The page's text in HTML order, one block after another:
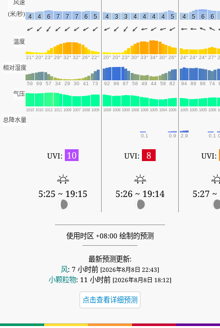
风速
(米/秒) 4 4 6 7 7 7 6 5 4 3 3 4 4 4 4 5 4 5 6 6
温度
21° 20° 23° 29° 32° 32° 26° 22° 20° 20° 23° 30° 33° 34° 30° 26° 24° 24° 24° 27°
相对湿度
59 69 57 34 29 30 41 73 92 96 87 58 49 44 58 82 94 89 86 74
气压
1010 1010 1011 1011 1009 1007 1008 1009 1009 1008 1009 1008 1006 1005 1004 1006 1005 1005 1005 1006
总降水量
0.1 0.9 2.9 0.1
UVI: 10
5:25 ~ 19:15
UVI: 8
5:26 ~ 19:14
UVI:
5:27 ~
使用时区 +08:00 绘制的预测
最新预测更新:
风: 7 小时前 [2026年8月8日 22:43]
小颗粒物: 11 小时前 [2026年8月8日 18:12]
点击查看详细预测